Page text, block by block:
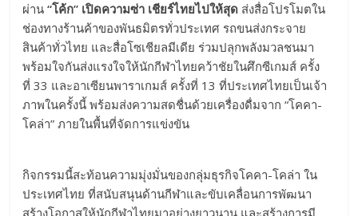
ผ่าน“โค้ก” เปิดความซ่า เชียร์ไทยไปให้สุด ส่งสื่อโปรโมตใน
ช่องทางร้านค้าของพันธมิตรทั่วประเทศ รถขนส่งกระจาย
สินค้าทั่วไทย และสื่อโซเชียลมีเดีย ร่วมปลุกพลังมวลชนมา
พร้อมใจกันส่งแรงใจให้นักกีฬาไทยคว้าชัยในศึกซีเกมส์ ครั้ง
ที่ 33 และอาเซียนพาราเกมส์ ครั้งที่ 13 ที่ประเทศไทยเป็นเจ้า
ภาพในครั้งนี้ พร้อมส่งความสดชื่นด้วยเครื่องดื่มจาก “โคคา-
โคล่า” ภายในพื้นที่จัดการแข่งขัน
กิจกรรมนี้สะท้อนความมุ่งมั่นของกลุ่มธุรกิจโคคา-โคล่า ใน
ประเทศไทย ที่สนับสนุนด้านกีฬาและขับเคลื่อนการพัฒนา